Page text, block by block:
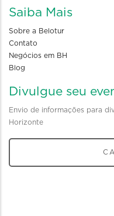
Saiba Mais
Sobre a Belotur
Contato
Negócios em BH
Blog
Divulgue seu
Envio de informações para
Horizonte